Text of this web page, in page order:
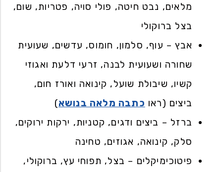
מלאים, נבט חיטה, פולי סויה, פטריות, שום,
בצל ברוקולי
אבץ – עוף, סלמון, חומוס, עדשים, שעועית
שחורה ושעועית לבנה, זרעי דלעת ואגוזי
קשיו, שיבולת שועל, קינואה ואורז חום,
ביצים (ראו כתבה מלאה בנושא)
ברזל – ביצים ודגים, קטניות, ירקות ירוקים,
סלק, קינואה, אגוזים, טחינה
פיטוכימיקלים – בצל, תפוחי עץ, ברוקולי,